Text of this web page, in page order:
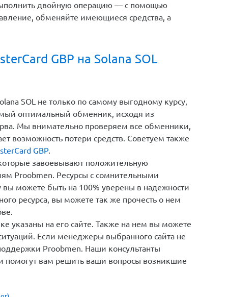
актуальной.
двойную операцию — с помощью
SOL не только по самому выгодному курсу,
оптимальный обменник, исходя из
Мы внимательно проверяем все обменники,
возможность потери средств. Советуем также
GBP.
завоевывают положительную
Proobmen. Ресурсы с сомнительными
можете быть на 100% уверены в надежности
ресурса, вы можете так же прочесть о нем
указаны на его сайте. Также на нем вы можете
Если менеджеры выбранного сайта не
Proobmen. Наши консультанты